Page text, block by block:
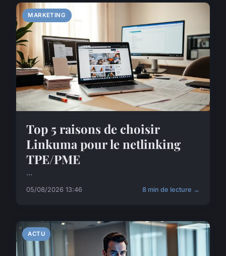
MARKETING
Top 5 raisons de choisir
Linkuma pour le netlinking
TPE/PME
...
05/08/2026 13:46 8 min de lecture →
ACTU